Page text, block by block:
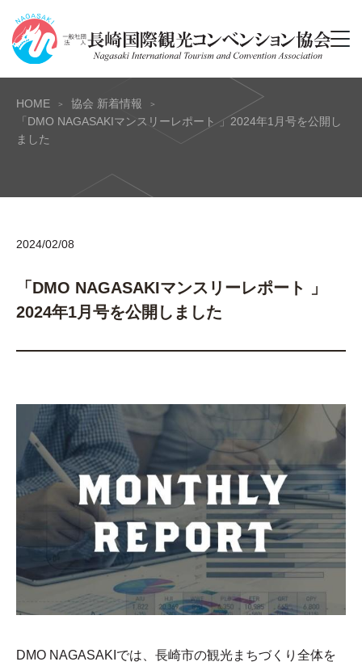
HOME
協会 新着情報
「DMO NAGASAKIマンスリーレポート 」2024年1月号を公開し
ました
2024/02/08
「DMO NAGASAKIマンスリーレポート 」
2024年1月号を公開しました
DMO NAGASAKIでは、長崎市の観光まちづくり全体を